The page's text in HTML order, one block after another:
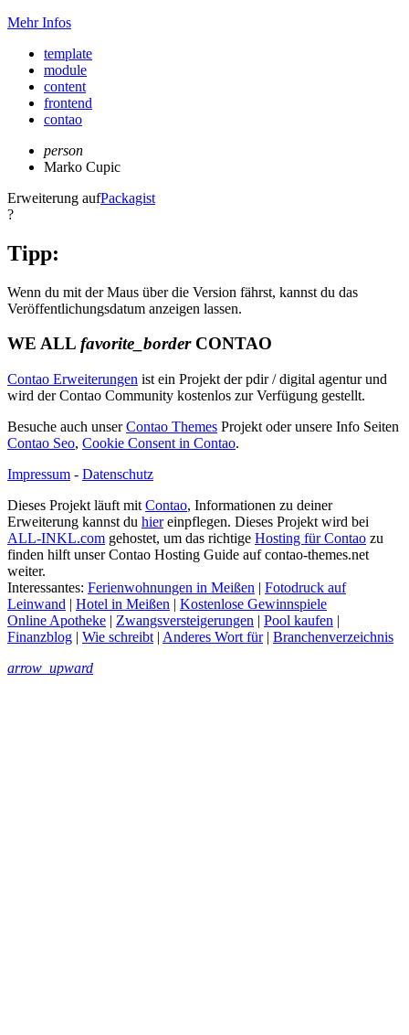
Mehr Infos
template
module
content
frontend
contao
person
Marko Cupic
Erweiterung aufPackagist
?
Tipp:
Wenn du mit der Maus über die Version fährst, kannst du das
Veröffentlichungsdatum anzeigen lassen.
WE ALL favorite_borderCONTAO
Contao Erweiterungen ist ein Projekt der pdir / digital agentur und
wird der Contao Community kostenlos zur Verfügung gestellt.
Besuche auch unserContao Themes Projekt oder unsere Info Seiten
Contao Seo, Cookie Consent in Contao.
Impressum - Datenschutz
Dieses Projekt läuft mit Contao, Informationen zu deiner
Erweiterung kannst du hiereinpflegen. Dieses Projekt wird bei
ALL-INKL.com gehostet, um das richtige Hosting für Contao zu
finden hilft unser Contao Hosting Guide auf contao-themes.net
weiter.
Interessantes: Ferienwohnungen in Meißen | Fotodruck auf
Leinwand | Hotel in Meißen | Kostenlose Gewinnspiele
Online Apotheke | Zwangsversteigerungen | Pool kaufen |
Finanzblog | Wie schreibt | Anderes Wort für| Branchenverzeichnis
arrow_upward